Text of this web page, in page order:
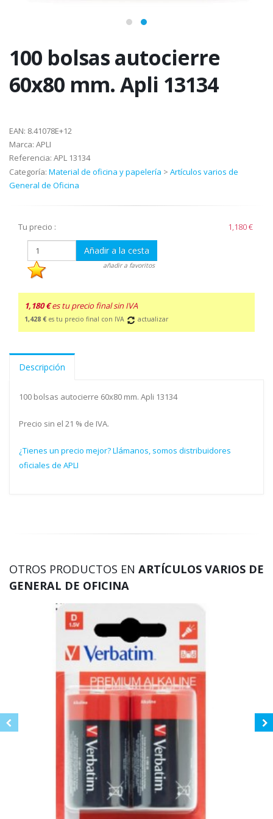
100 bolsas autocierre
60x80 mm. Apli 13134
EAN: 8.41078E+12
Marca: APLI
Referencia: APL 13134
Categoría: Material de oficina y papelería > Artículos varios de
General de Oficina
Tu precio : 1,180 €
Añadir a la cesta
añadir a favoritos
1,180 € es tu precio final sin IVA
1,428 € es tu precio final con IVA actualizar
Descripción
100 bolsas autocierre 60x80 mm. Apli 13134
Precio sin el 21 % de IVA.
¿Tienes un precio mejor? Llámanos, somos distribuidores
oficiales de APLI
OTROS PRODUCTOS EN ARTÍCULOS VARIOS DE
GENERAL DE OFICINA